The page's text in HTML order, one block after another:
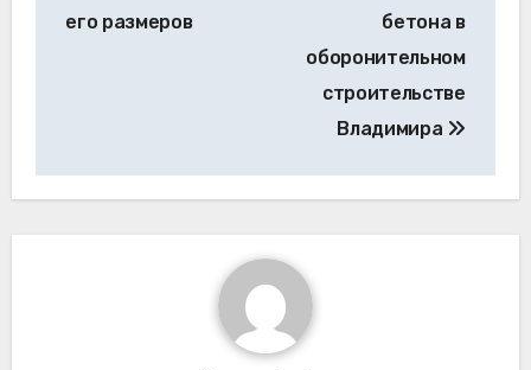
записям
его размеров
бетона в
оборонительном
строительстве
Владимира